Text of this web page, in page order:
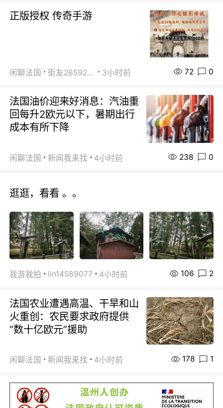
正版授权 传奇手游
闲聊法国 街友26592800 3小时前 72 0
法国油价迎来好消息：汽油重
回每升2欧元以下，暑期出行
成本有所下降
闲聊法国 新闻我来找 4小时前 238 0
逛逛，看看 。。
我游我拍 lin14589077 4小时前 106 2
法国农业遭遇高温、干旱和山
火重创：农民要求政府提供
“数十亿欧元”援助
闲聊法国 新闻我来找 4小时前 178 1